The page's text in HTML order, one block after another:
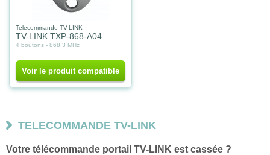
Telecommande TV-LINK
TV-LINK TXP-868-A04
4 boutons - 868.3 MHz
Voir le produit compatible
TELECOMMANDE TV-LINK
Votre télécommande portail TV-LINK est cassée ?